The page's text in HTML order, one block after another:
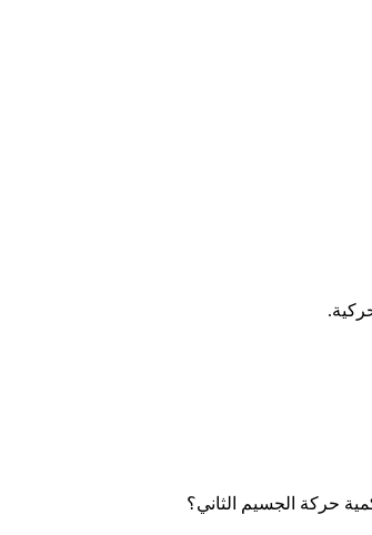
حركة الجسيم الثاني؟